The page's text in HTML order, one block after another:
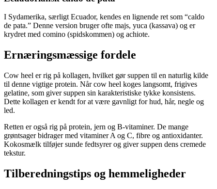
I Sydamerika, særligt Ecuador, kendes en lignende ret som “caldo
de pata.” Denne version bruger ofte majs, yuca (kassava) og er
krydret med comino (spidskommen) og achiote.
Ernæringsmæssige fordele
Cow heel er rig på kollagen, hvilket gør suppen til en naturlig kilde
til denne vigtige protein. Når cow heel koges langsomt, frigives
gelatine, som giver suppen sin karakteristiske tykke konsistens.
Dette kollagen er kendt for at være gavnligt for hud, hår, negle og
led.
Retten er også rig på protein, jern og B-vitaminer. De mange
grøntsager bidrager med vitaminer A og C, fibre og antioxidanter.
Kokosmælk tilføjer sunde fedtsyrer og giver suppen dens cremede
tekstur.
Tilberedningstips og hemmeligheder